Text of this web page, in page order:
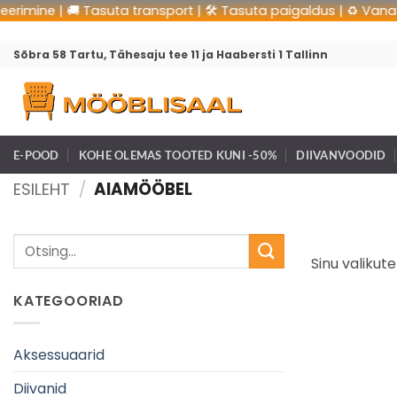
| 🛠
Sõbra 58 Tartu, Tähesaju tee 11 ja Haabersti 1 Tallinn
E-POOD KOHE OLEMAS TOOTED KUNI -50% DIIVANVOODID
ESILEHT / AIAMÖÖBEL
KATEGOORIAD
Aksessuaarid
Diivanid
Sinu